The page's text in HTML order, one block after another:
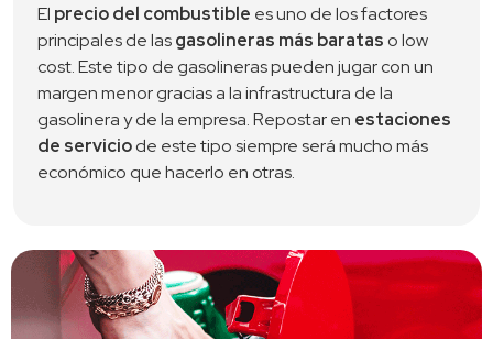
El precio del combustible es uno de los factores
principales de las gasolineras más baratas o low
cost. Este tipo de gasolineras pueden jugar con un
margen menor gracias a la infrastructura de la
gasolinera y de la empresa. Repostar en estaciones
de servicio de este tipo siempre será mucho más
económico que hacerlo en otras.